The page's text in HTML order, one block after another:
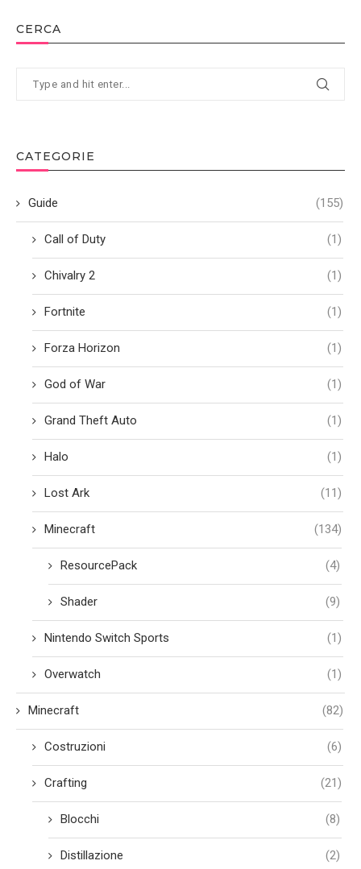
CERCA
CATEGORIE
Guide (155)
Call of Duty (1)
Chivalry 2 (1)
Fortnite (1)
Forza Horizon (1)
God of War (1)
Grand Theft Auto (1)
Halo (1)
Lost Ark (11)
Minecraft (134)
ResourcePack (4)
Shader (9)
Nintendo Switch Sports (1)
Overwatch (1)
Minecraft (82)
Costruzioni (6)
Crafting (21)
Blocchi (8)
Distillazione (2)